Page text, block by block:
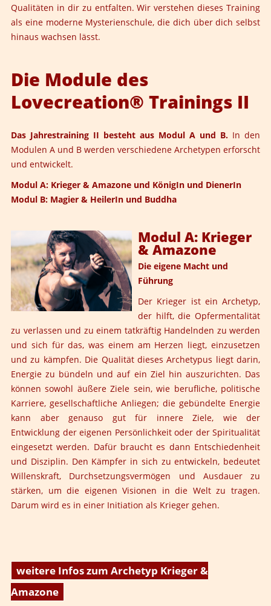
Qualitäten in dir zu entfalten. Wir verstehen dieses Training
als eine moderne Mysterienschule, die dich über dich selbst
hinaus wachsen lässt.
Die Module des
Lovecreation® Trainings II
Das Jahrestraining II besteht aus Modul A und B. In den
Modulen A und B werden verschiedene Archetypen erforscht
und entwickelt.
Modul A: Krieger & Amazone und KönigIn und DienerIn
Modul B: Magier & HeilerIn und Buddha
Modul A: Krieger
& Amazone
Die eigene Macht und
Führung
Der Krieger ist ein Archetyp,
der hilft, die Opfermentalität
zu verlassen und zu einem tatkräftig Handelnden zu werden
und sich für das, was einem am Herzen liegt, einzusetzen
und zu kämpfen. Die Qualität dieses Archetypus liegt darin,
Energie zu bündeln und auf ein Ziel hin auszurichten. Das
können sowohl äußere Ziele sein, wie berufliche, politische
Karriere, gesellschaftliche Anliegen; die gebündelte Energie
kann aber genauso gut für innere Ziele, wie der
Entwicklung der eigenen Persönlichkeit oder der Spiritualität
eingesetzt werden. Dafür braucht es dann Entschiedenheit
und Disziplin. Den Kämpfer in sich zu entwickeln, bedeutet
Willenskraft, Durchsetzungsvermögen und Ausdauer zu
stärken, um die eigenen Visionen in die Welt zu tragen.
Darum wird es in einer Initiation als Krieger gehen.
weitere Infos zum Archetyp Krieger &
Amazone